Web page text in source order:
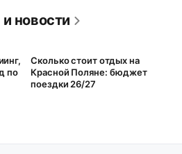
новости
по
Сколько стоит отдых на
Красной Поляне: бюджет
поездки 26/27